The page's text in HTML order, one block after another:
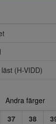
(H-VIDD)
Andra färger
37 38